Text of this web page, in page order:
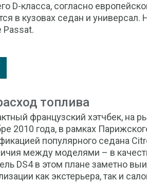
D-класса, согласно
в кузовах седан и
Passat.
топлива
французский хэтчбек, на
2010 года, в рамках
популярного седана
между моделями – в
DS4 в этом плане заметно
как экстерьера, так и